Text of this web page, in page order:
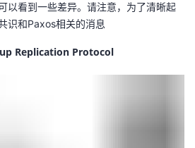
以看到一些差异。请注意，为了清晰起
识和Paxos相关的消息
Replication Protocol